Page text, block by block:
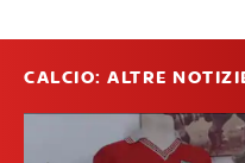
CALCIO: ALTRE